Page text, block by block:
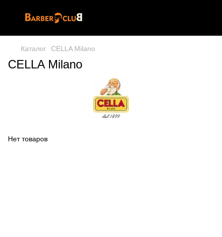
Каталог CELLA Milano
CELLA Milano
Нет товаров